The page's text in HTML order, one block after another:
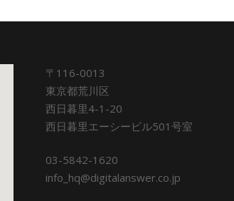
〒116-0013
東京都荒川区
西日暮里4-1-20
西日暮里エーシービル501号室
03-5842-1620
info_hq@digitalanswer.co.jp